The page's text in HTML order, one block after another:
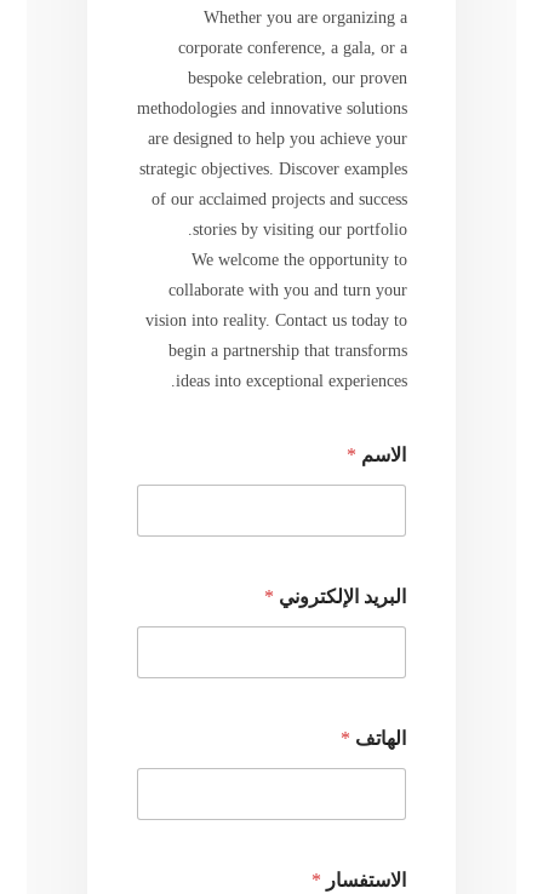
Whether you are organizing a
corporate conference, a gala, or a
bespoke celebration, our proven
methodologies and innovative solutions
are designed to help you achieve your
strategic objectives. Discover examples
of our acclaimed projects and success
stories by visiting our portfolio.
We welcome the opportunity to
collaborate with you and turn your
vision into reality. Contact us today to
begin a partnership that transforms
ideas into exceptional experiences.
الاسم *
البريد الإلكتروني *
الهاتف *
الاستفسار *